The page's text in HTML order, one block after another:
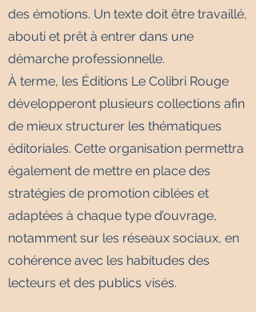
des émotions. Un texte doit être travaillé,
abouti et prêt à entrer dans une
démarche professionnelle.
À terme, les Éditions Le Colibri Rouge
développeront plusieurs collections afin
de mieux structurer les thématiques
éditoriales. Cette organisation permettra
également de mettre en place des
stratégies de promotion ciblées et
adaptées à chaque type d’ouvrage,
notamment sur les réseaux sociaux, en
cohérence avec les habitudes des
lecteurs et des publics visés.